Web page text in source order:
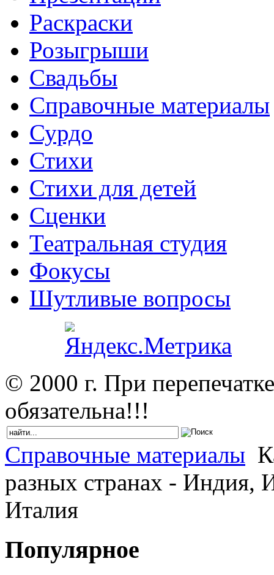
Раскраски
Розыгрыши
Свадьбы
Справочные материалы
Сурдо
Стихи
Стихи для детей
Сценки
Театральная студия
Фокусы
Шутливые вопросы
© 2000 г. При
обязательна!!!
Справочные материалы
разных странах - Индия,
Италия
Популярное